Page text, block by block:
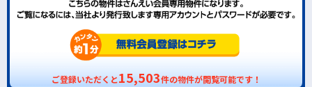
ご登録いただくと15,503件の物件が閲覧可能です！